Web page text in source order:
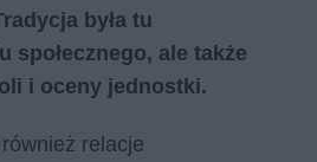
była tu
społecznego, ale także
i oceny jednostki.
relacje